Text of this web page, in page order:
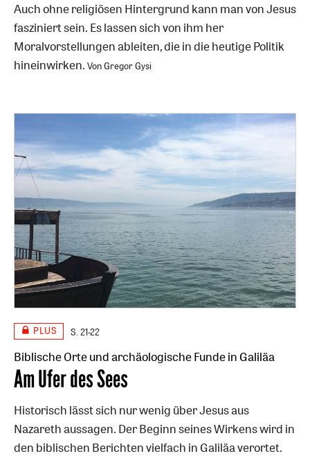
Auch ohne religiösen Hintergrund kann man von Jesus
fasziniert sein. Es lassen sich von ihm her
Moralvorstellungen ableiten, die in die heutige Politik
hineinwirken. Von Gregor Gysi
PLUS S. 21-22
Biblische Orte und archäologische Funde in Galiläa
:
Am Ufer des Sees
Historisch lässt sich nur wenig über Jesus aus
Nazareth aussagen. Der Beginn seines Wirkens wird in
den biblischen Berichten vielfach in Galiläa verortet.